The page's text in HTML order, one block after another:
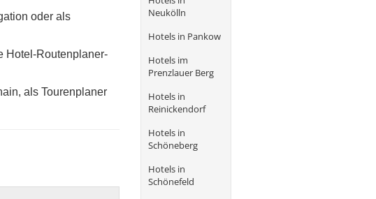
oder als
Hotel-Routenplaner-
als Tourenplaner
Neukölln
Hotels in Pankow
Hotels im
Prenzlauer Berg
Hotels in
Reinickendorf
Hotels in
Schöneberg
Hotels in
Schönefeld